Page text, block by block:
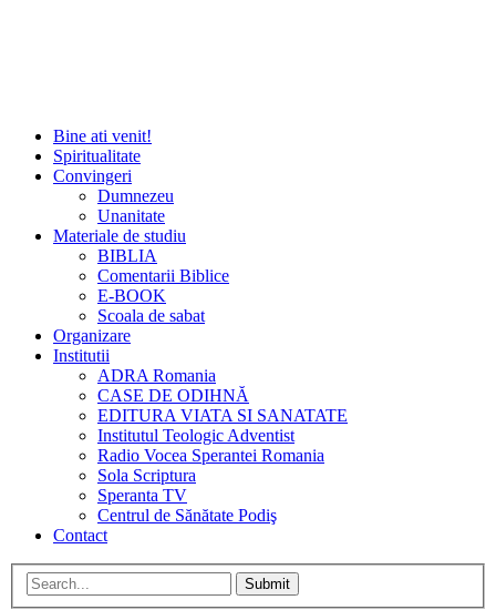
Bine ati venit!
Spiritualitate
Convingeri
Dumnezeu
Unanitate
Materiale de studiu
BIBLIA
Comentarii Biblice
E-BOOK
Scoala de sabat
Organizare
Institutii
ADRA Romania
CASE DE ODIHNĂ
EDITURA VIATA SI SANATATE
Institutul Teologic Adventist
Radio Vocea Sperantei Romania
Sola Scriptura
Speranta TV
Centrul de Sănătate Podiş
Contact
Submit